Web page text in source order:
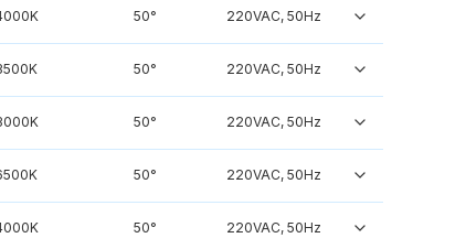
50° 220VAC, 50Hz
50° 220VAC, 50Hz
50° 220VAC, 50Hz
50° 220VAC, 50Hz
50° 220VAC, 50Hz